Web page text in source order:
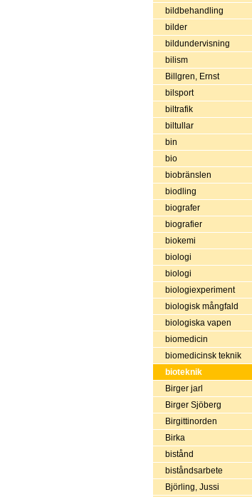
bildbehandling
bilder
bildundervisning
bilism
Billgren, Ernst
bilsport
biltrafik
biltullar
bin
bio
biobränslen
biodling
biografer
biografier
biokemi
biologi
biologi
biologiexperiment
biologisk mångfald
biologiska vapen
biomedicin
biomedicinsk teknik
bioteknik
Birger jarl
Birger Sjöberg
Birgittinorden
Birka
bistånd
biståndsarbete
Björling, Jussi